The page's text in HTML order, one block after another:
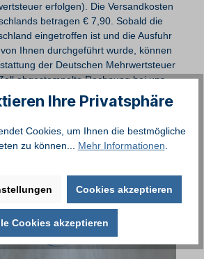
erfolgen). Die Versandkosten
betragen € 7,90. Sobald die
eingetroffen ist und die Ausfuhr
Ihnen durchgeführt wurde, können
der Deutschen Mehrwertsteuer
abgestempelte Rechnung bei uns
Sie, dass wir die Rechnung
benötigen. Sobald uns die
vorliegt, erstellen wir Ihnen
Gutschrift für die
Ihre Privatsphäre
Cookies, um Ihnen die bestmögliche
zu können... Mehr Informationen
Cookies akzeptieren
Cookies akzeptieren